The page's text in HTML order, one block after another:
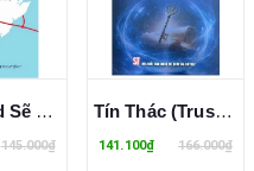
Greenland Sẽ Vào Tay Ai? - Địa Chính Trị Đương Đại Và Những Bài Học Từ Người Viking Đến Trump - Elizabeth Buchanan
145.000₫
Tín Thác (Trust) Trong Luật Anh-Mỹ - Vận Dụng Vào Thực Tiễn Việt Nam - PGS. TS. VS. Nguyễn Ngọc Điện
141.100₫ 166.000₫